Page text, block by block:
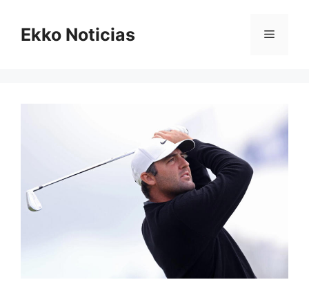
contenido
Ekko Noticias Menú